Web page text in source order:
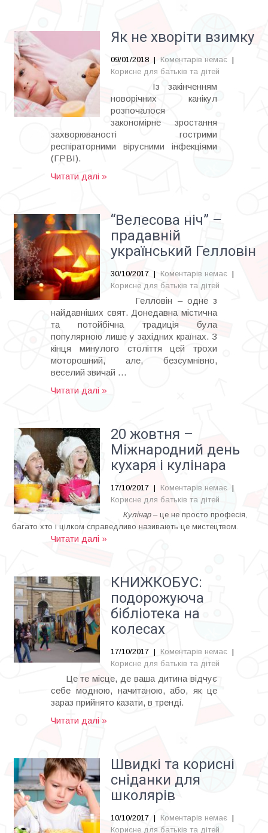
Як не хворіти взимку
09/01/2018 | Коментарів немає |
Корисне для батьків та дітей
Із закінченням
новорічних канікул
розпочалося
закономірне зростання
захворюваності гострими
респіраторними вірусними інфекціями
(ГРВІ).
Читати далі »
“Велесова ніч” –
прадавній
український Гелловін
30/10/2017 | Коментарів немає |
Корисне для батьків та дітей
Гелловін – одне з
найдавніших свят. Донедавна містична
та потойбічна традиція була
популярною лише у західних країнах. З
кінця минулого століття цей трохи
моторошний, але, безсумнівно,
веселий звичай …
Читати далі »
20 жовтня –
Міжнародний день
кухаря і кулінара
17/10/2017 | Коментарів немає |
Корисне для батьків та дітей
Кулінар– це не просто професія,
багато хто і цілком справедливо називають це мистецтвом.
Читати далі »
КНИЖКОБУС:
подорожуюча
бібліотека на
колесах
17/10/2017 | Коментарів немає |
Корисне для батьків та дітей
Це те місце, де ваша дитина відчує
себе модною, начитаною, або, як це
зараз прийнято казати, в тренді.
Читати далі »
Швидкі та корисні
сніданки для
школярів
10/10/2017 | Коментарів немає |
Корисне для батьків та дітей